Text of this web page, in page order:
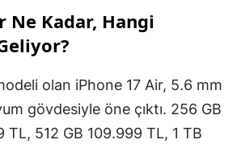
Ne Kadar, Hangi
olan iPhone 17 Air, 5.6 mm
gövdesiyle öne çıktı. 256 GB
TL, 512 GB 109.999 TL, 1 TB